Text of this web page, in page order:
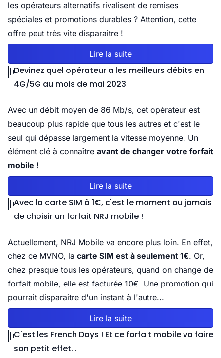
les opérateurs alternatifs rivalisent de remises
spéciales et promotions durables ? Attention, cette
offre peut très vite disparaitre !
Lire la suite
Devinez quel opérateur a les meilleurs débits en
4G/5G au mois de mai 2023
Avec un débit moyen de 86 Mb/s, cet opérateur est
beaucoup plus rapide que tous les autres et c'est le
seul qui dépasse largement la vitesse moyenne. Un
élément clé à connaître avant de changer votre forfait
mobile !
Lire la suite
Avec la carte SIM à 1€, c'est le moment ou jamais
de choisir un forfait NRJ mobile !
Actuellement, NRJ Mobile va encore plus loin. En effet,
chez ce MVNO, la carte SIM est à seulement 1€. Or,
chez presque tous les opérateurs, quand on change de
forfait mobile, elle est facturée 10€. Une promotion qui
pourrait disparaitre d'un instant à l'autre...
Lire la suite
C'est les French Days ! Et ce forfait mobile va faire
son petit effet...